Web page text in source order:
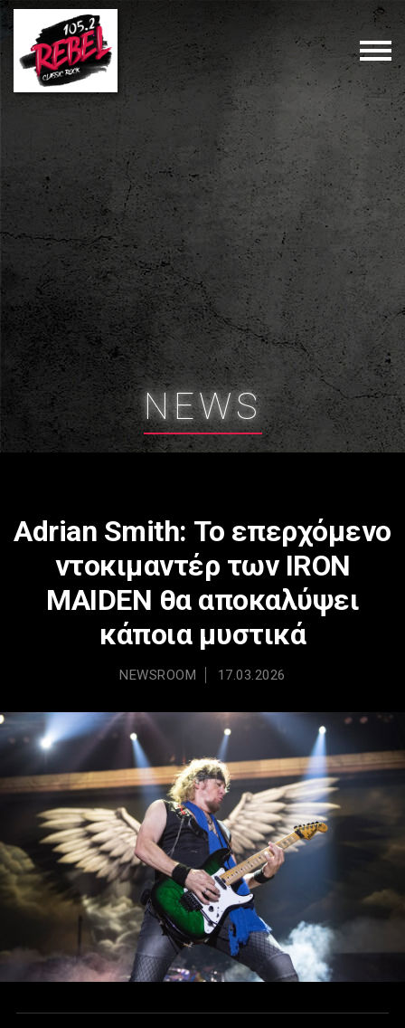
NEWS
Adrian Smith: Το επερχόμενο
ντοκιμαντέρ των IRON
MAIDEN θα αποκαλύψει
κάποια μυστικά
NEWSROOM 17.03.2026